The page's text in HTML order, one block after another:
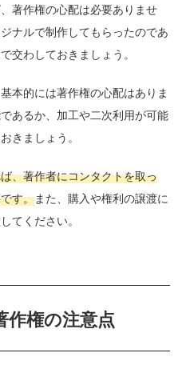
著作権の心配は必要ありませ
ナルで制作してもらったのであ
交わしておきましょう。
本的には著作権の心配はありま
あるか、加工や二次利用が可能
きましょう。
、著作者にコンタクトを取っ
す。また、購入や権利の譲渡に
てください。
作権の注意点